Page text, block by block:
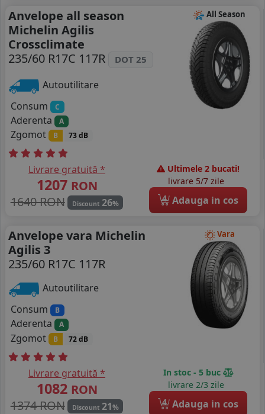
All Season
Anvelope all season
Michelin Agilis
Crossclimate
235/60 R17C 117R
DOT 25
Autoutilitare
Consum
C
Aderenta A
Zgomot B 73 dB
Livrare gratuită *
1207 RON
1640 RON
Discount 26%
Ultimele 2 bucati!
livrare 5/7 zile
4 Adauga in cos
Vara
Anvelope vara Michelin
Agilis 3
235/60 R17C 117R
Autoutilitare
Consum
B
Aderenta A
Zgomot B 72 dB
Livrare gratuită *
1082 RON
1374 RON
Discount 21%
In stoc - 5 buc
livrare 2/3 zile
4 Adauga in cos